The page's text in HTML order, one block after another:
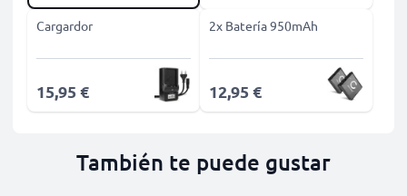
Cargardor
15,95 €
2x Batería 950mAh
12,95 €
También te puede gustar